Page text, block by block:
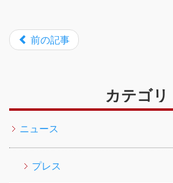
前の記事
カテゴリ
ニュース
プレス